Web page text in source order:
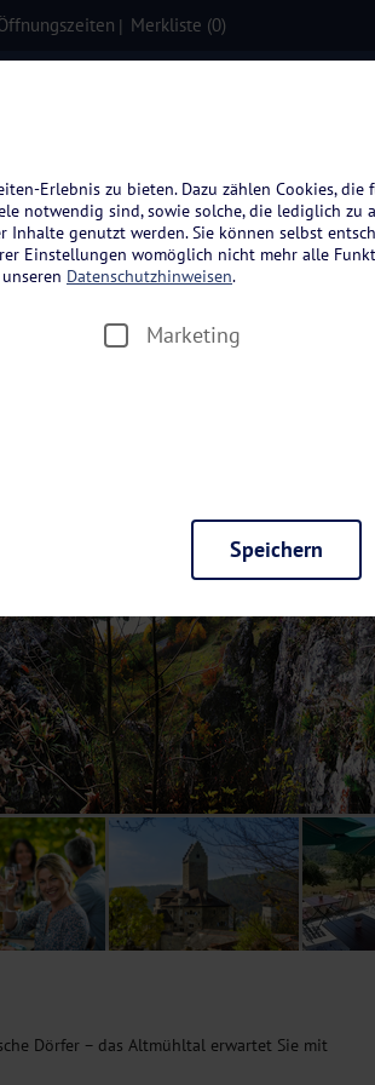
Merkliste (0)
Dörfer – das Altmühltal erwartet Sie mit
Erlebnis zu bieten. Dazu zählen Cookies,
notwendig sind, sowie solche, die lediglich zu
genutzt werden. Sie können selbst
Einstellungen womöglich nicht mehr alle
Datenschutzhinweisen.
Marketing
und ermöglichen beispielsweise
unserer Seite schneller zur Verfügung zu
erfassen wir anonymisierte Daten für
und den Effekt bestimmter Seiten unseres
Google und Facebook. Durch diese Dienste
Weitere Hinweise zu der Verarbeitung
in denCookie-Einstellungenwiderrufen.
Inhalte, passend zu Ihren Interessen anzuzeigen.
Speichern